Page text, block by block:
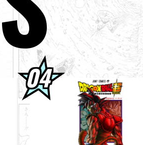
für
God of